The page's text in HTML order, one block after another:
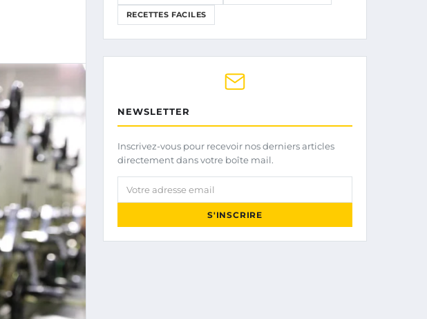
RECETTES FACILES
NEWSLETTER
Inscrivez-vous pour recevoir nos derniers articles
directement dans votre boîte mail.
Votre adresse email
S'INSCRIRE